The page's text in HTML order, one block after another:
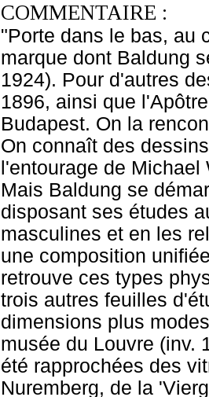
COMMENTAIRE :
"Porte dans le bas, au
marque dont Baldung
1924). Pour d'autres
1896, ainsi que
Budapest. On la
On connaît des
l'entourage de
Mais Baldung se
disposant ses études
masculines et en les
une composition
retrouve ces types
trois autres feuilles
dimensions plus
musée du Louvre (inv.
été rapprochées des
Nuremberg, de la